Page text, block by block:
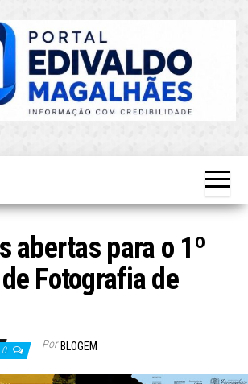
Atualizado!
abertas para o 1º
Fotografia de
0 Por BLOGEM